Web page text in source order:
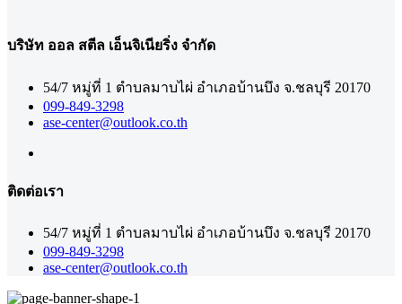
บริษัท ออล สตีล เอ็นจิเนียริ่ง จำกัด
54/7 หมู่ที่ 1 ตำบลมาบไผ่ อำเภอบ้านบึง จ.ชลบุรี 20170
099-849-3298
ase-center@outlook.co.th
ติดต่อเรา
54/7 หมู่ที่ 1 ตำบลมาบไผ่ อำเภอบ้านบึง จ.ชลบุรี 20170
099-849-3298
ase-center@outlook.co.th